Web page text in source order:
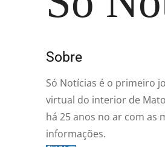
Sobre
Só Notícias é o primeiro
virtual do interior de
há 25 anos no ar com as
informações.